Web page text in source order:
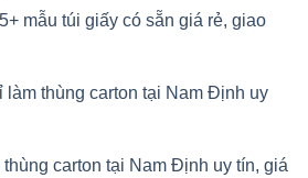
mẫu túi giấy có sẵn giá rẻ, giao
làm thùng carton tại Nam Định uy
carton tại Nam Định uy tín, giá